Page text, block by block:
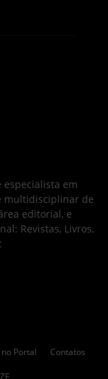
especialista em
multidisciplinar de
editorial, e
Revistas, Livros,
Portal Contatos